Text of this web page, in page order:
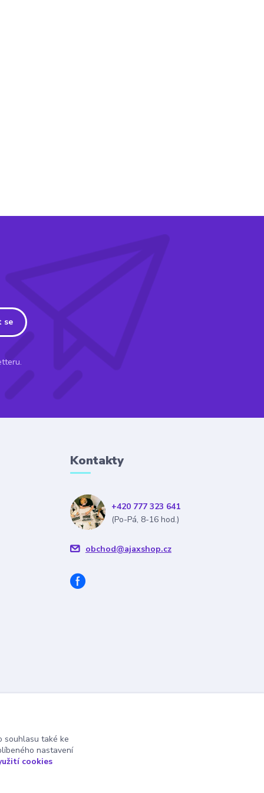
se
Kontakty
+420 777 323 641
(Po-Pá, 8-16 hod.)
obchod@ajaxshop.cz
souhlasu také ke
nastavení
cookies